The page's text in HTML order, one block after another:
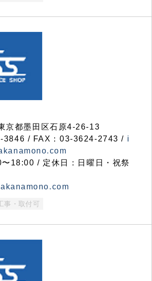
都墨田区石原4-26-13
3846 / FAX：03-3624-2743 / i
18:00 / 定休日：日曜日・祝祭
事・取付可